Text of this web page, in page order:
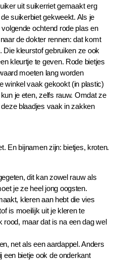
uit suikerriet gemaakt erg
suikerbiet gekweekt. Als je
ochtend rode plas en
de dokter rennen: dat komt
Die kleurstof gebruiken ze ook
kleurtje te geven. Rode bietjes
moeten lang worden
winkel vaak gekookt (in plastic)
je eten, zelfs rauw. Omdat ze
blaadjes vaak in zakken
En bijnamen zijn: bietjes, kroten.
dit kan zowel rauw als
je ze heel jong oogsten.
kleren aan hebt die vies
is moeilijk uit je kleren te
maar dat is na een dag wel
net als een aardappel. Anders
een bietje ook de onderkant